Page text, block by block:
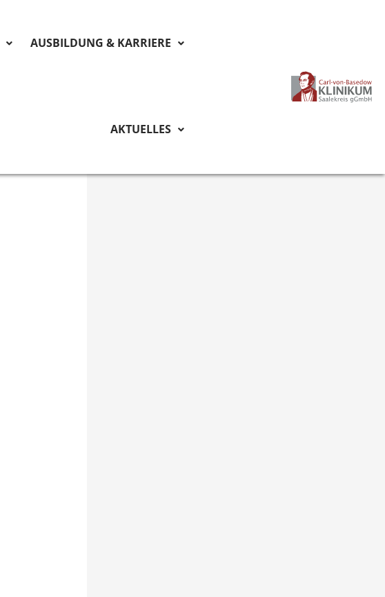
AUSBILDUNG & KARRIERE
AKTUELLES